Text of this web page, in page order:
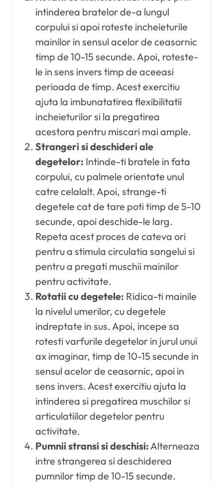
intinderea bratelor de-a lungul
corpului si apoi roteste incheieturile
mainilor in sensul acelor de ceasornic
timp de 10-15 secunde. Apoi, roteste-
le in sens invers timp de aceeasi
perioada de timp. Acest exercitiu
ajuta la imbunatatirea flexibilitatii
incheieturilor si la pregatirea
acestora pentru miscari mai ample.
Strangeri si deschideri ale
degetelor: Intinde-ti bratele in fata
corpului, cu palmele orientate unul
catre celalalt. Apoi, strange-ti
degetele cat de tare poti timp de 5-10
secunde, apoi deschide-le larg.
Repeta acest proces de cateva ori
pentru a stimula circulatia sangelui si
pentru a pregati muschii mainilor
pentru activitate.
Rotatii cu degetele: Ridica-ti mainile
la nivelul umerilor, cu degetele
indreptate in sus. Apoi, incepe sa
rotesti varfurile degetelor in jurul unui
ax imaginar, timp de 10-15 secunde in
sensul acelor de ceasornic, apoi in
sens invers. Acest exercitiu ajuta la
intinderea si pregatirea muschilor si
articulatiilor degetelor pentru
activitate.
Pumnii stransi si deschisi:Alterneaza
intre strangerea si deschiderea
pumnilor timp de 10-15 secunde.